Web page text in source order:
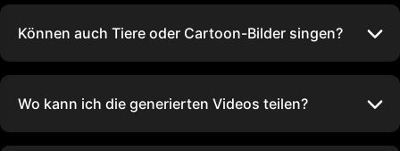
Können auch Tiere oder Cartoon-Bilder singen?
Wo kann ich die generierten Videos teilen?